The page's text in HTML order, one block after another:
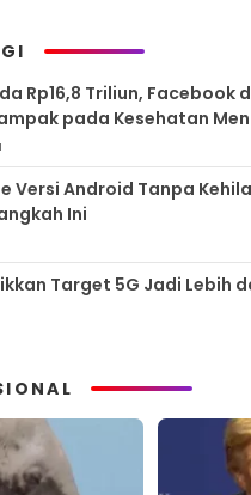
Rp16,8 Triliun, Facebook
pada Kesehatan
Versi Android Tanpa
Ini
Target 5G Jadi Lebih